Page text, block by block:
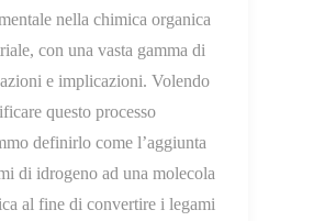
nella chimica organica
con una vasta gamma di
e implicazioni. Volendo
questo processo
definirlo come l’aggiunta
di idrogeno ad una molecola
al fine di convertire i legami